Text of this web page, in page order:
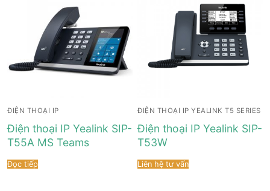
ĐIỆN THOẠI IP
Điện thoại IP Yealink SIP-
T55A MS Teams
Đọc tiếp
ĐIỆN THOẠI IP YEALINK T5 SERIES
Điện thoại IP Yealink SIP-
T53W
Liên hệ tư vấn